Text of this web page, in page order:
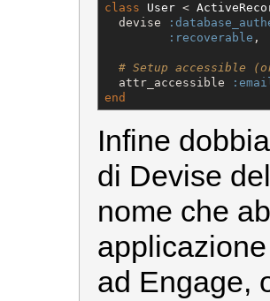
class User <
  devise
:recoverable ,
# Setup accessible
  attr_accessible
end
Infine
di Devise
nome che
ad Engage,